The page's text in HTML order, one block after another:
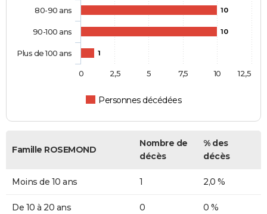
10
10
1
Personnes décédées
80-90 ans
90-100 ans
Plus de 100 ans
0 10
2,5 5 7,5 12,5
Famille ROSEMOND
Nombre de
décès
% des
décès
Moins de 10 ans 1 2,0 %
De 10 à 20 ans 0 0 %